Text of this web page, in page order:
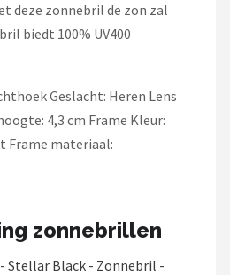
deze zonnebril de zon zal
biedt 100% UV400
Geslacht: Heren Lens
4,3 cm Frame Kleur:
Frame materiaal:
zonnebrillen
Stellar Black - Zonnebril -